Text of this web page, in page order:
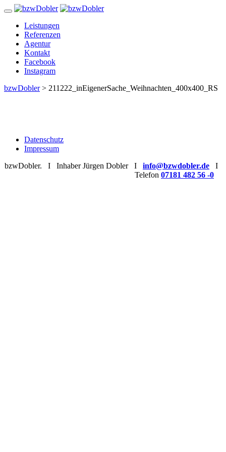
Zum
Leistungen
Referenzen
Agentur
Kontakt
Facebook
Instagram
bzwDobler> 211222_inEigenerSache_Weihnachten_400x400_RS
Datenschutz
Impressum
bzwDobler. I Inhaber Jürgen Dobler I info@bzwdobler.de I
Telefon 07181 482 56 -0